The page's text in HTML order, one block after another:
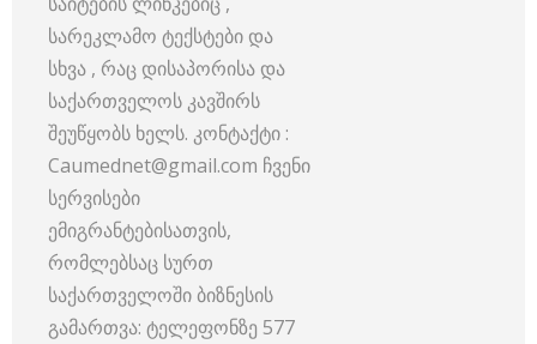
სარეკლამო ტექსტები და
სხვა , რაც დისაპორისა და
საქართველოს კავშირს
შეუწყობს ხელს. კონტაქტი :
Caumednet@gmail.com ჩვენი
სერვისები
ემიგრანტებისათვის,
რომლებსაც სურთ
საქართველოში ბიზნესის
გამართვა: ტელეფონზე 577